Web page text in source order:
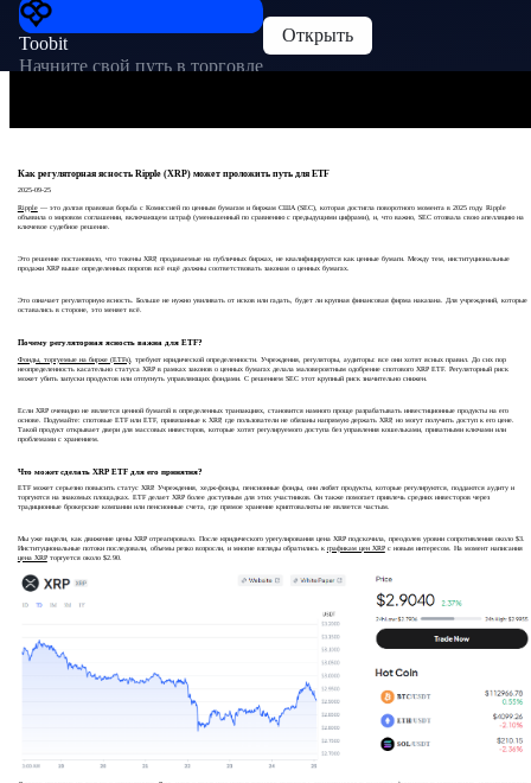
Toobit
Начните свой путь в торговле
Открыть
Как регуляторная ясность Ripple (XRP) может проложить путь для ETF
2025-09-25
Ripple— это долгая правовая борьба с Комиссией по ценным бумагам и биржам США (SEC), которая достигла поворотного момента в 2025 году. Ripple
объявила о мировом соглашении, включающем штраф (уменьшенный по сравнению с предыдущими цифрами), и, что важно, SEC отозвала свою апелляцию на
ключевое судебное решение.
Это решение постановило, что токены XRP, продаваемые на публичных биржах, не квалифицируются как ценные бумаги. Между тем, институциональные
продажи XRP выше определенных порогов всё ещё должны соответствовать законам о ценных бумагах.
Это означает регуляторную ясность. Больше не нужно увиливать от исков или гадать, будет ли крупная финансовая фирма наказана. Для учреждений, которые
оставались в стороне, это меняет всё.
Почему регуляторная ясность важна для ETF?
Фонды, торгуемые на бирже (ETFs), требуют юридической определенности. Учреждения, регуляторы, аудиторы: все они хотят ясных правил. До сих пор
неопределенность касательно статуса XRP в рамках законов о ценных бумагах делала маловероятным одобрение спотового XRP ETF. Регуляторный риск
может убить запуски продуктов или отпугнуть управляющих фондами. С решением SEC этот крупный риск значительно снижен.
Если XRP очевидно не является ценной бумагой в определенных транзакциях, становится намного проще разрабатывать инвестиционные продукты на его
основе. Подумайте: спотовые ETF или ETF, привязанные к XRP, где пользователи не обязаны напрямую держать XRP, но могут получить доступ к его цене.
Такой продукт открывает двери для массовых инвесторов, которые хотят регулируемого доступа без управления кошельками, приватными ключами или
проблемами с хранением.
Что может сделать XRP ETF для его принятия?
ETF может серьезно повысить статус XRP. Учреждения, хедж-фонды, пенсионные фонды, они любят продукты, которые регулируются, поддаются аудиту и
торгуются на знакомых площадках. ETF делает XRP более доступным для этих участников. Он также помогает привлечь средних инвесторов через
традиционные брокерские компании или пенсионные счета, где прямое хранение криптовалюты не является частым.
Мы уже видели, как движение цены XRP отреагировало. После юридического урегулирования цена XRP подскочила, преодолев уровни сопротивления около $3.
Институциональные потоки последовали, объемы резко возросли, и многие взгляды обратились к графикам цен XRPс новым интересом. На момент написания
цена XRPторгуется около $2.90.